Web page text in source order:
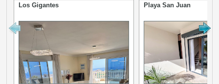
Los Gigantes Playa San Juan